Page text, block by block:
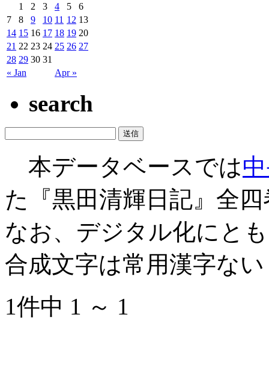
« Jan Apr »
1 2 3 4 5
6
7
8 9 10 11 12 13
14 15 16 17 18 19 20
21 22 23 24 25 26 27
28 29 30 31
search
本データベースでは
た『黒田清輝日記』全
なお、デジタル化にと
合成文字は常用漢字な
1件中 1 ～ 1